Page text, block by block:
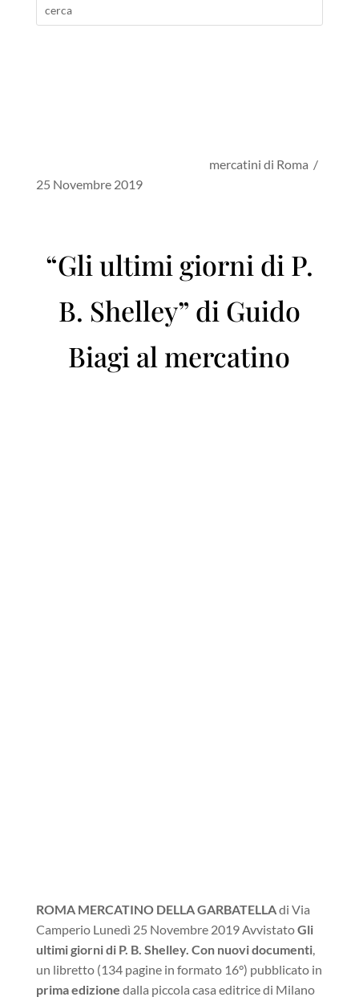
mercatini di Roma /
25 Novembre 2019
“Gli ultimi giorni di P.
B. Shelley” di Guido
Biagi al mercatino
ROMA MERCATINO DELLA GARBATELLAdi Via
Camperio Lunedì 25 Novembre 2019 AvvistatoGli
ultimi giorni di P. B. Shelley. Con nuovi documenti,
un libretto (134 pagine in formato 16°) pubblicato in
prima edizione dalla piccola casa editrice di Milano